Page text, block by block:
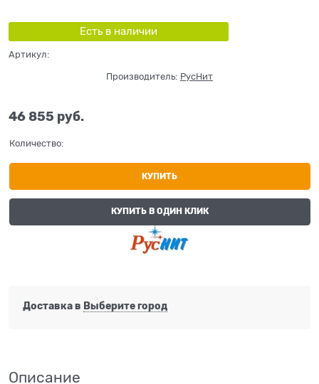
Есть в наличии
Артикул:
Производитель: РусНит
46 855 руб.
Количество:
КУПИТЬ
КУПИТЬ В ОДИН КЛИК
Доставка в Выберите город
Описание